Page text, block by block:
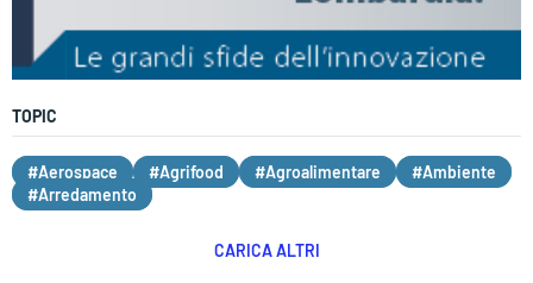
TOPIC
#Aerospace #Agrifood #Agroalimentare
#Ambiente
#Arredamento
CARICA ALTRI